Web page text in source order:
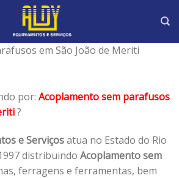
em São João de Meriti
por: Acoplamento sem parafusos
?
e Serviçosatua no Estado do Rio
distribuindo Acoplamento sem
ferragens e ferramentas, bem